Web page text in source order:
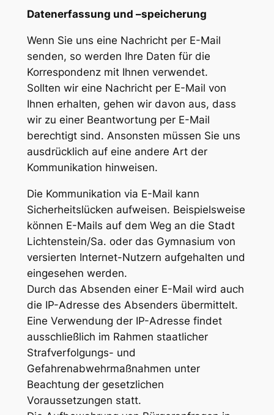
Datenerfassung und –speicherung
Wenn Sie uns eine Nachricht per E-Mail
senden, so werden Ihre Daten für die
Korrespondenz mit Ihnen verwendet.
Sollten wir eine Nachricht per E-Mail von
Ihnen erhalten, gehen wir davon aus, dass
wir zu einer Beantwortung per E-Mail
berechtigt sind. Ansonsten müssen Sie uns
ausdrücklich auf eine andere Art der
Kommunikation hinweisen.
Die Kommunikation via E-Mail kann
Sicherheitslücken aufweisen. Beispielsweise
können E-Mails auf dem Weg an die Stadt
Lichtenstein/Sa. oder das Gymnasium von
versierten Internet-Nutzern aufgehalten und
eingesehen werden.
Durch das Absenden einer E-Mail wird auch
die IP-Adresse des Absenders übermittelt.
Eine Verwendung der IP-Adresse findet
ausschließlich im Rahmen staatlicher
Strafverfolgungs- und
Gefahrenabwehrmaßnahmen unter
Beachtung der gesetzlichen
Voraussetzungen statt.